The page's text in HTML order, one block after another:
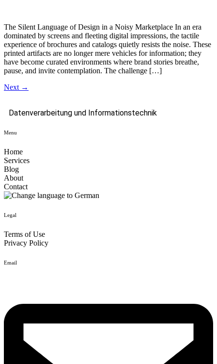
The Silent Language of Design in a Noisy Marketplace In an era
dominated by screens and fleeting digital impressions, the tactile
experience of brochures and catalogs quietly resists the noise. These
printed artifacts are no longer mere vehicles for information; they
have become curated environments where brand stories breathe,
pause, and invite contemplation. The challenge […]
Next →
Datenverarbeitung und Informationstechnik
Menu
Home
Services
Blog
About
Contact
Legal
Terms of Use
Privacy Policy
Email